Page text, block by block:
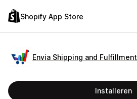
Shopify App Store
Envia Shipping and Fulfillment
Installeren